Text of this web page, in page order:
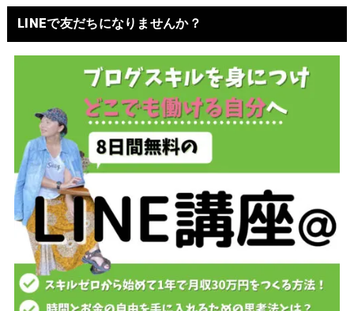
LINEで友だちになりませんか？